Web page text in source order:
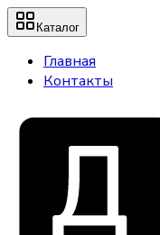
Каталог
Главная
Контакты